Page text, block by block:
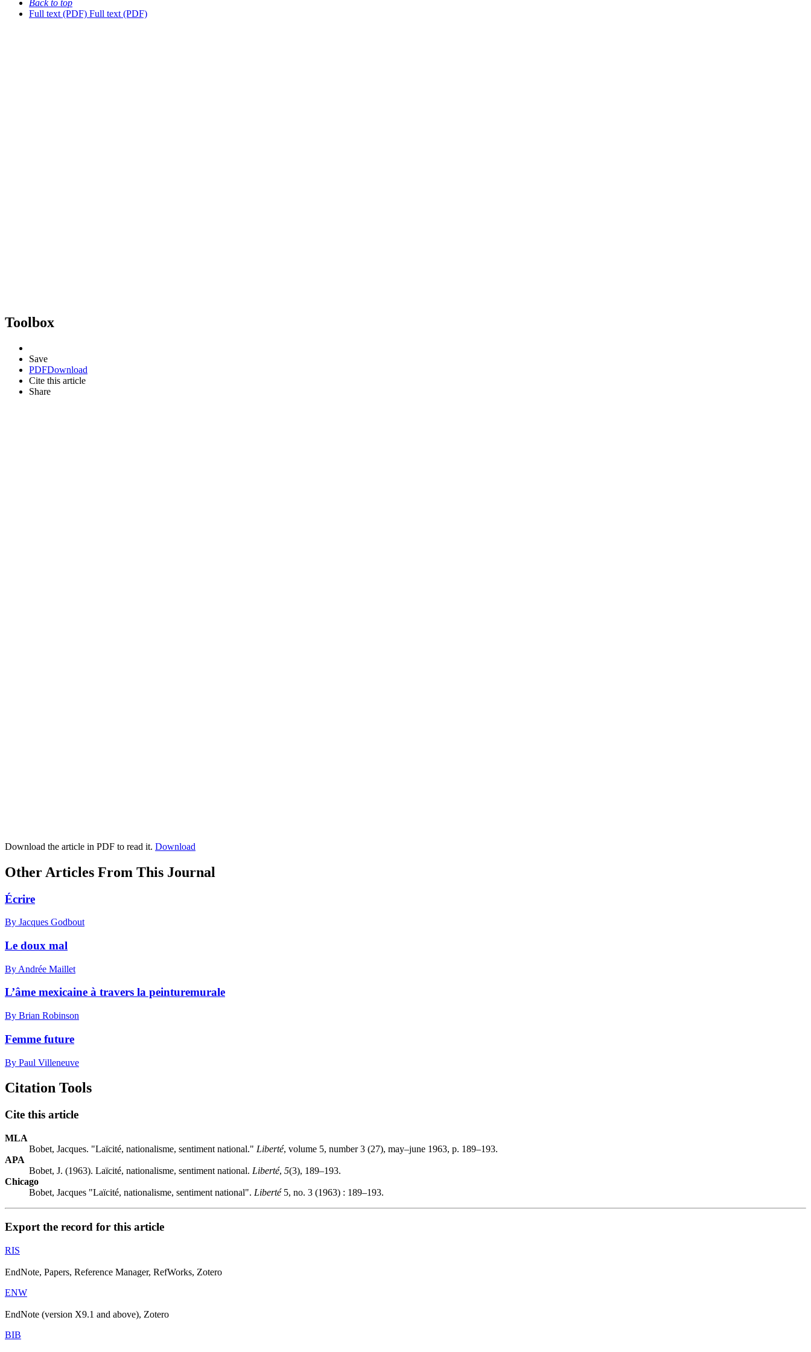
Back to top
Full text (PDF) Full text (PDF)
Toolbox
Save
PDFDownload
Cite this article
Share
Download the article in PDF to read it. Download
Other Articles From This Journal
Écrire
By Jacques Godbout
Le doux mal
By Andrée Maillet
L’âme mexicaine à travers la peinturemurale
By Brian Robinson
Femme future
By Paul Villeneuve
Citation Tools
Cite this article
MLA
Bobet, Jacques. "Laïcité, nationalisme, sentiment national." Liberté, volume 5, number 3 (27), may–june 1963, p. 189–193.
APA
Bobet, J. (1963). Laïcité, nationalisme, sentiment national. Liberté, 5(3), 189–193.
Chicago
Bobet, Jacques "Laïcité, nationalisme, sentiment national". Liberté5, no. 3 (1963) : 189–193.
Export the record for this article
RIS
EndNote, Papers, Reference Manager, RefWorks, Zotero
ENW
EndNote (version X9.1 and above), Zotero
BIB